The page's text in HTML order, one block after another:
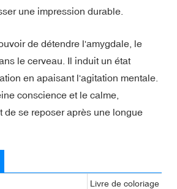
une impression durable.
de détendre l'amygdale, le
le cerveau. Il induit un état
en apaisant l'agitation mentale.
conscience et le calme,
de se reposer après une longue
Livre de coloriage